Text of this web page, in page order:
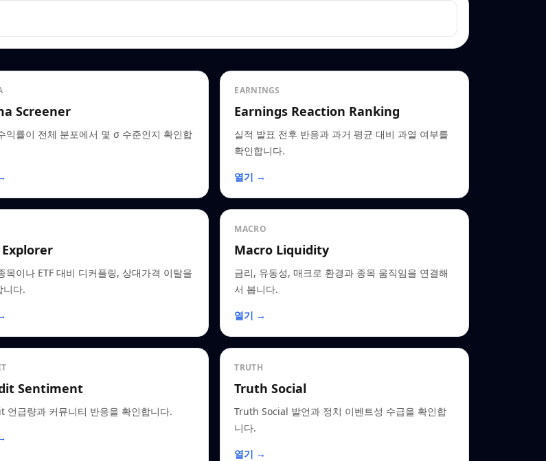
Screener
익률이 전체 분포에서 몇 σ 수준인지 확인합
EARNINGS
Earnings Reaction Ranking
실적 발표 전후 반응과 과거 평균 대비 과열 여부를
확인합니다.
열기 →
목이나 ETF 대비 디커플링, 상대가격 이탈을
니다.
MACRO
Macro Liquidity
금리, 유동성, 매크로 환경과 종목 움직임을 연결해
서 봅니다.
열기 →
Sentiment
언급량과 커뮤니티 반응을 확인합니다.
TRUTH
Truth Social
Truth Social 발언과 정치 이벤트성 수급을 확인합
니다.
열기 →